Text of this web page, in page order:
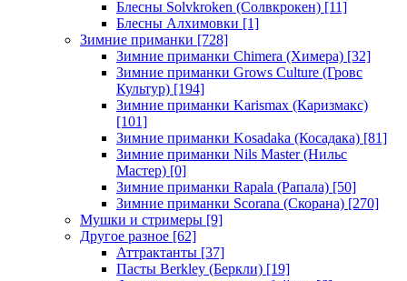
Блесны Solvkroken (Солвкрокен) [11]
Блесны Алхимовки [1]
Зимние приманки [728]
Зимние приманки Chimera (Химера) [32]
Зимние приманки Grows Culture (Гровс
Культур) [194]
Зимние приманки Karismax (Каризмакс)
[101]
Зимние приманки Kosadaka (Косадака) [81]
Зимние приманки Nils Master (Нильс
Мастер) [0]
Зимние приманки Rapala (Рапала) [50]
Зимние приманки Scorana (Скорана) [270]
Мушки и стримеры [9]
Другое разное [62]
Аттрактанты [37]
Пасты Berkley (Беркли) [19]